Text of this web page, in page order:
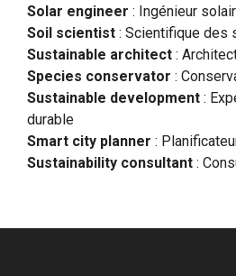
Solar engineer : Ingénieur
Soil scientist : Scientifique des
Sustainable architect :
Species conservator :
Sustainable development :
durable
Smart city planner :
Sustainability consultant :